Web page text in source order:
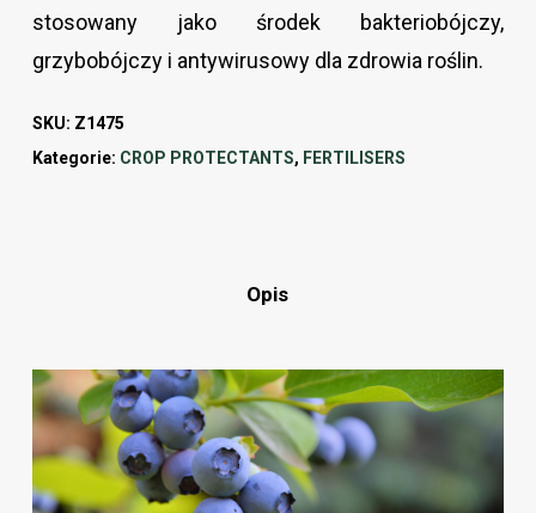
stosowany jako środek bakteriobójczy,
grzybobójczy i antywirusowy dla zdrowia roślin.
SKU: Z1475
Kategorie: CROP PROTECTANTS, FERTILISERS
Opis